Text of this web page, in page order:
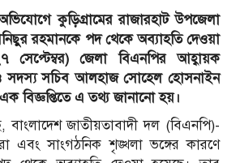
কুড়িগ্রামের রাজারহাট উপজেলা
রহমানকে পদ থেকে অব্যাহতি দেওয়া
সেপ্টেম্বর) জেলা বিএনপির আহ্বায়ক
সদস্য সচিব আলহাজ সোহেল হোসনাইন
বিজ্ঞপ্তিতে এ তথ্য জানানো হয়।
বাংলাদেশ জাতীয়তাবাদী দল (বিএনপি)-
এবং সাংগঠনিক শৃঙ্খলা ভঙ্গের কারণে